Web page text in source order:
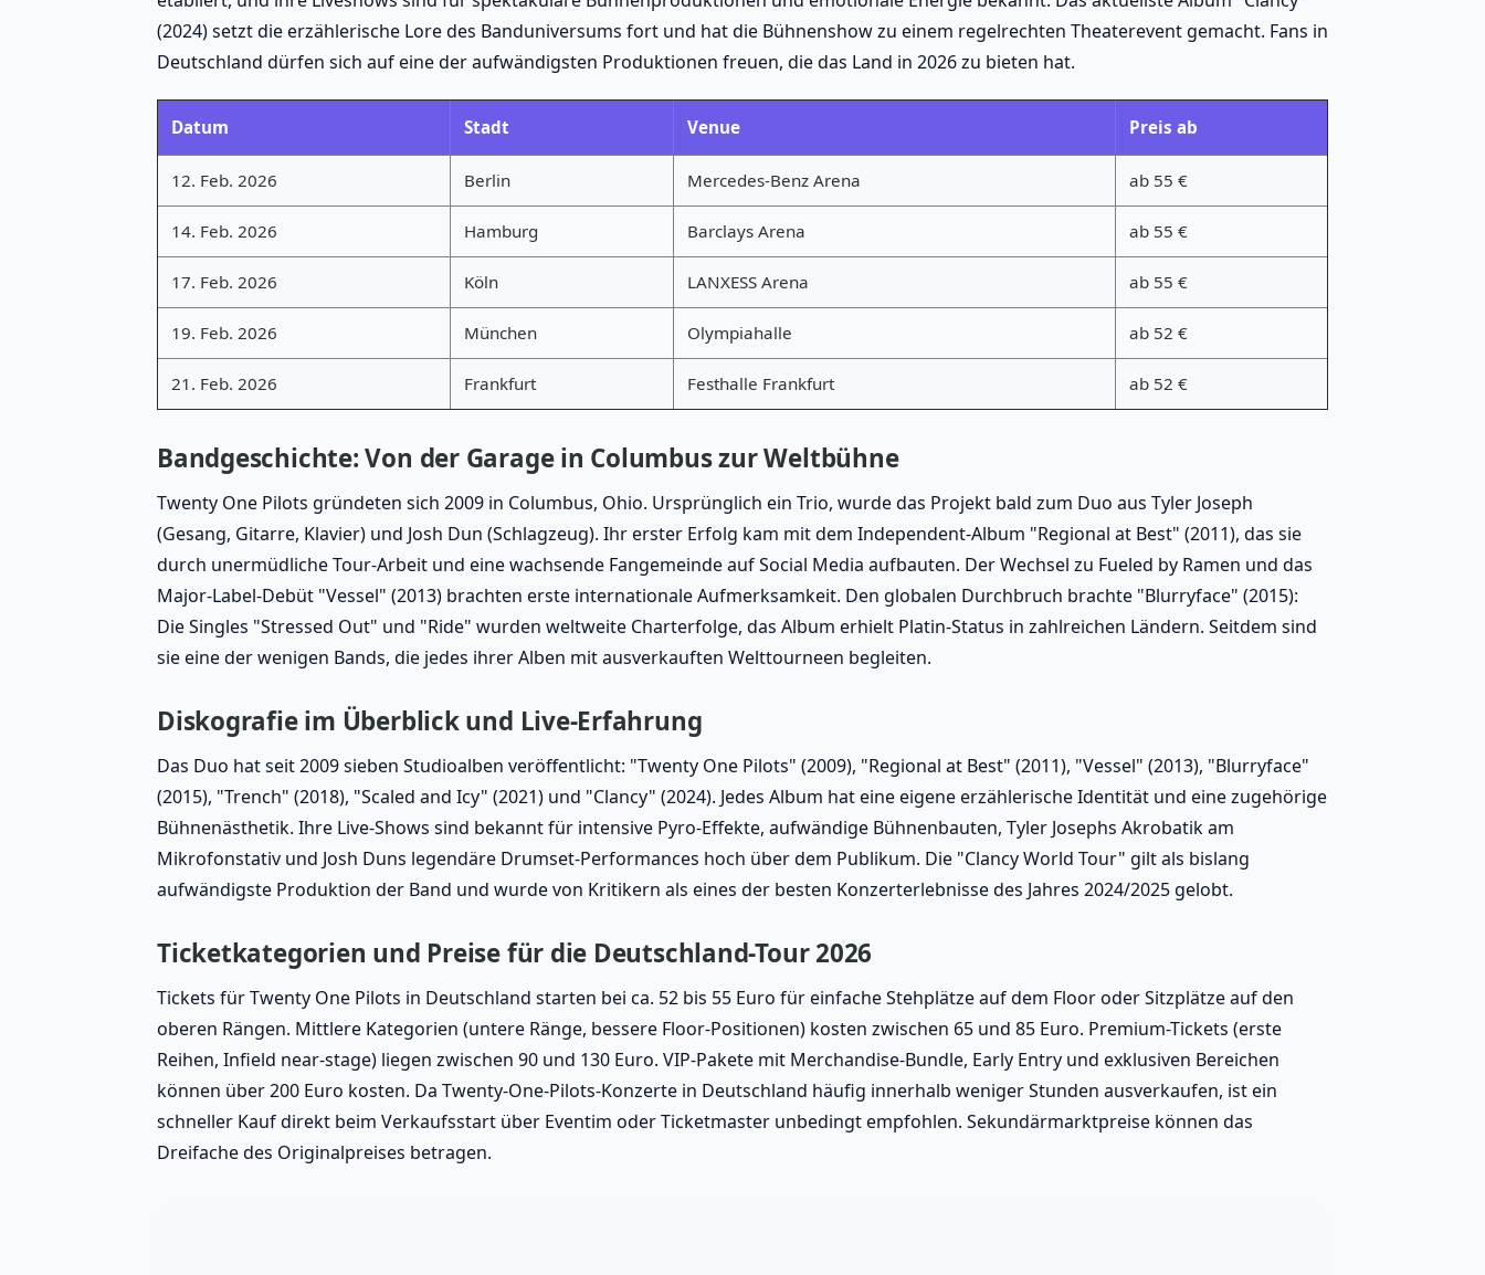
(2024) setzt die erzählerische Lore des Banduniversums fort und hat die Bühnenshow zu einem regelrechten Theaterevent gemacht. Fans in
Deutschland dürfen sich auf eine der aufwändigsten Produktionen freuen, die das Land in 2026 zu bieten hat.
Datum Stadt Venue Preis ab
12. Feb. 2026 Berlin Mercedes-Benz Arena ab 55 €
14. Feb. 2026 Hamburg Barclays Arena ab 55 €
17. Feb. 2026 Köln LANXESS Arena ab 55 €
19. Feb. 2026 München Olympiahalle ab 52 €
21. Feb. 2026 Frankfurt Festhalle Frankfurt ab 52 €
Bandgeschichte: Von der Garage in Columbus zur Weltbühne
Twenty One Pilots gründeten sich 2009 in Columbus, Ohio. Ursprünglich ein Trio, wurde das Projekt bald zum Duo aus Tyler Joseph
(Gesang, Gitarre, Klavier) und Josh Dun (Schlagzeug). Ihr erster Erfolg kam mit dem Independent-Album "Regional at Best" (2011), das sie
durch unermüdliche Tour-Arbeit und eine wachsende Fangemeinde auf Social Media aufbauten. Der Wechsel zu Fueled by Ramen und das
Major-Label-Debüt "Vessel" (2013) brachten erste internationale Aufmerksamkeit. Den globalen Durchbruch brachte "Blurryface" (2015):
Die Singles "Stressed Out" und "Ride" wurden weltweite Charterfolge, das Album erhielt Platin-Status in zahlreichen Ländern. Seitdem sind
sie eine der wenigen Bands, die jedes ihrer Alben mit ausverkauften Welttourneen begleiten.
Diskografie im Überblick und Live-Erfahrung
Das Duo hat seit 2009 sieben Studioalben veröffentlicht: "Twenty One Pilots" (2009), "Regional at Best" (2011), "Vessel" (2013), "Blurryface"
(2015), "Trench" (2018), "Scaled and Icy" (2021) und "Clancy" (2024). Jedes Album hat eine eigene erzählerische Identität und eine zugehörige
Bühnenästhetik. Ihre Live-Shows sind bekannt für intensive Pyro-Effekte, aufwändige Bühnenbauten, Tyler Josephs Akrobatik am
Mikrofonstativ und Josh Duns legendäre Drumset-Performances hoch über dem Publikum. Die "Clancy World Tour" gilt als bislang
aufwändigste Produktion der Band und wurde von Kritikern als eines der besten Konzerterlebnisse des Jahres 2024/2025 gelobt.
Ticketkategorien und Preise für die Deutschland-Tour 2026
Tickets für Twenty One Pilots in Deutschland starten bei ca. 52 bis 55 Euro für einfache Stehplätze auf dem Floor oder Sitzplätze auf den
oberen Rängen. Mittlere Kategorien (untere Ränge, bessere Floor-Positionen) kosten zwischen 65 und 85 Euro. Premium-Tickets (erste
Reihen, Infield near-stage) liegen zwischen 90 und 130 Euro. VIP-Pakete mit Merchandise-Bundle, Early Entry und exklusiven Bereichen
können über 200 Euro kosten. Da Twenty-One-Pilots-Konzerte in Deutschland häufig innerhalb weniger Stunden ausverkaufen, ist ein
schneller Kauf direkt beim Verkaufsstart über Eventim oder Ticketmaster unbedingt empfohlen. Sekundärmarktpreise können das
Dreifache des Originalpreises betragen.